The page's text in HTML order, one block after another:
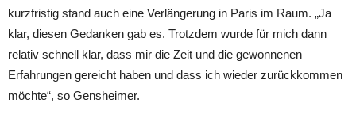
kurzfristig stand auch eine Verlängerung in Paris im Raum. „Ja
klar, diesen Gedanken gab es. Trotzdem wurde für mich dann
relativ schnell klar, dass mir die Zeit und die gewonnenen
Erfahrungen gereicht haben und dass ich wieder zurückkommen
möchte“, so Gensheimer.